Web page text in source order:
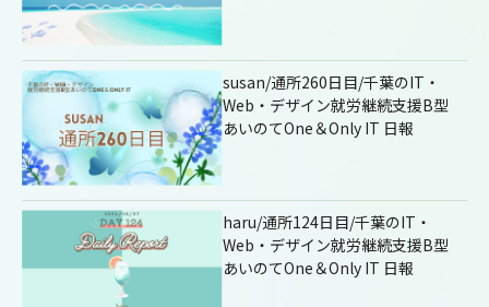
susan/通所260日目/千葉のIT・
Web・デザイン就労継続支援B型
あいのてOne＆Only IT 日報
haru/通所124日目/千葉のIT・
Web・デザイン就労継続支援B型
あいのてOne＆Only IT 日報